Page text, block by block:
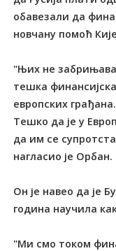
обавезали да
новчану помоћ
"Њих не
тешка
европских
Тешко да је у
да им се
нагласио је Орбан.
Он је навео да је
година научила
"Ми смо током